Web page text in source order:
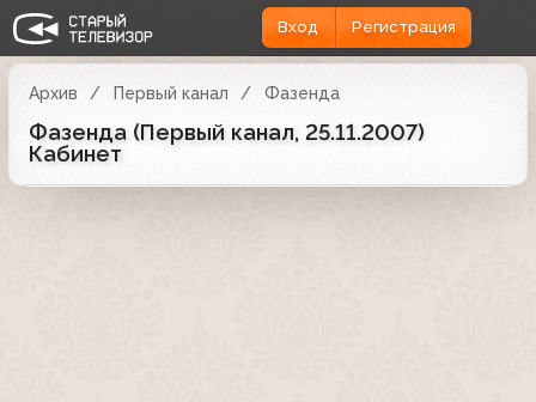
Вход Регистрация
Архив Первый канал Фазенда
Фазенда (Первый канал, 25.11.2007)
Кабинет